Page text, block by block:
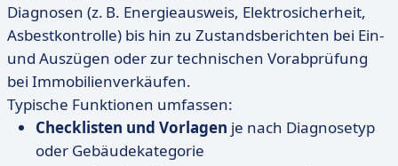
Diagnosen (z. B. Energieausweis, Elektrosicherheit,
Asbestkontrolle) bis hin zu Zustandsberichten bei Ein-
und Auszügen oder zur technischen Vorabprüfung
bei Immobilienverkäufen.
Typische Funktionen umfassen:
Checklisten und Vorlagen je nach Diagnosetyp
oder Gebäudekategorie